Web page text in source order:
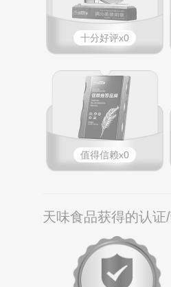
十分好评x0
值得信赖x0
天味食品获得的认证/